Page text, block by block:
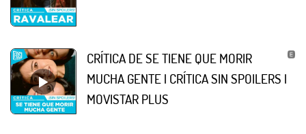
CRÍTICA DE SE TIENE QUE MORIR
MUCHA GENTE | CRÍTICA SIN SPOILERS |
MOVISTAR PLUS